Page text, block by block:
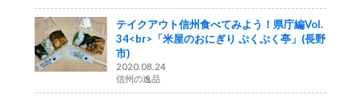
テイクアウト信州食べてみよう！県庁編Vol.
34<br>「米屋のおにぎり ぷくぷく亭」(長野
市)
2020.08.24
信州の逸品